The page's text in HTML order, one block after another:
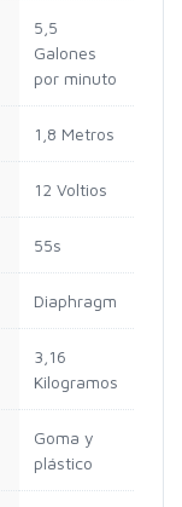
5,5
Galones
por minuto
1,8 Metros
12 Voltios
55s
Diaphragm
3,16
Kilogramos
Goma y
plástico